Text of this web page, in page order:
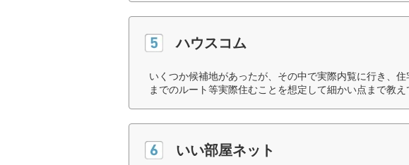
ハウスコム
いくつか候補地があったが、その中で実際内覧に行き、
までのルート等実際住むことを想定して細かい点まで教え
いい部屋ネット